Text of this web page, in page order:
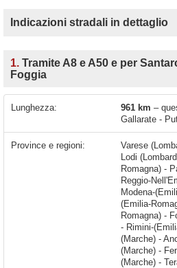
Indicazioni stradali in dettaglio
1. Tramite A8 e A50 e per
Foggia
Lunghezza: 961 km –
Gallarate -
Province e regioni:
Varese
Lodi
Romagna) -
Reggio-
Modena-
(Emilia-
Romagna) -
- Rimini-
(Marche) -
(Marche) -
(Marche) -